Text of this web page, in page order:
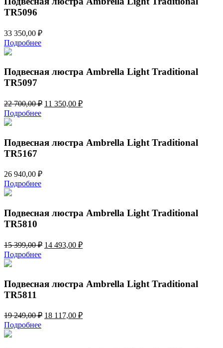
TR5096
33 350,00 ₽
Подробнее
Подвесная люстра Ambrella Light Traditional
TR5097
22 700,00₽ Первоначальная
11 350,00 ₽Текущая
Подробнее
Подвесная люстра Ambrella Light Traditional
TR5167
26 940,00 ₽
Подробнее
Подвесная люстра Ambrella Light Traditional
TR5810
15 399,00₽ Первоначальная
14 493,00 ₽Текущая
Подробнее
Подвесная люстра Ambrella Light Traditional
TR5811
19 249,00₽ Первоначальная
18 117,00 ₽Текущая
Подробнее